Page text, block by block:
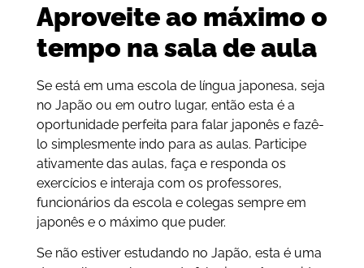
Aproveite ao máximo o
tempo na sala de aula
Se está em uma escola de língua japonesa, seja
no Japão ou em outro lugar, então esta é a
oportunidade perfeita para falar japonês e fazê-
lo simplesmente indo para as aulas. Participe
ativamente das aulas, faça e responda os
exercícios e interaja com os professores,
funcionários da escola e colegas sempre em
japonês e o máximo que puder.
Se não estiver estudando no Japão, esta é uma